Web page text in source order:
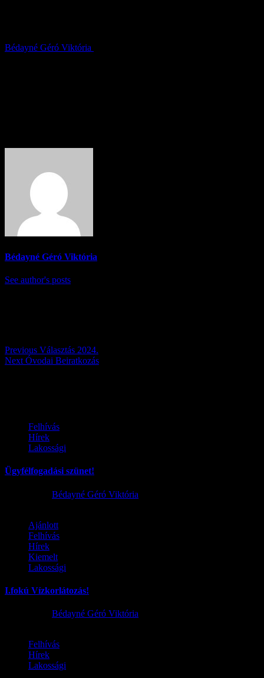
Bédayné Géró Viktória
Bédayné Géró Viktória
See author's posts
Previous Választás 2024.
Next Óvodai Beiratkozás
Felhívás
Hírek
Lakossági
Ügyfélfogadási szünet!
Bédayné Géró Viktória
Ajánlott
Felhívás
Hírek
Kiemelt
Lakossági
I.fokú Vízkorlátozás!
Bédayné Géró Viktória
Felhívás
Hírek
Lakossági